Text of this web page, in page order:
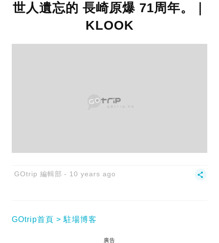
世人遺忘的 長崎原爆 71周年。｜
KLOOK
GOtrip 編輯部 10 years ago
GOtrip首頁 駐場博客
廣告